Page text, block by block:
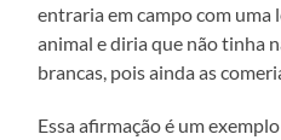
entraria em campo com uma
animal e diria que não tinha
brancas, pois ainda as
Essa afirmação é um